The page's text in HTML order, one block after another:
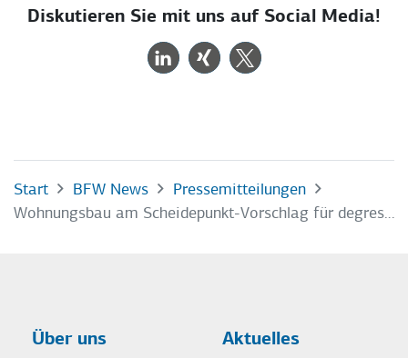
Diskutieren Sie mit uns auf Social Media!
Start BFW News
Pressemitteilungen
Wohnungsbau am Scheidepunkt-Vorschlag für degressive Afa erster Schritt in die richtige Richtung
Über uns Aktuelles